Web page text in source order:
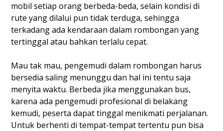
mobil setiap orang berbeda-beda, selain kondisi di
rute yang dilalui pun tidak terduga, sehingga
terkadang ada kendaraan dalam rombongan yang
tertinggal atau bahkan terlalu cepat.
Mau tak mau, pengemudi dalam rombongan harus
bersedia saling menunggu dan hal ini tentu saja
menyita waktu. Berbeda jika menggunakan bus,
karena ada pengemudi profesional di belakang
kemudi, peserta dapat tinggal menikmati perjalanan.
Untuk berhenti di tempat-tempat tertentu pun bisa